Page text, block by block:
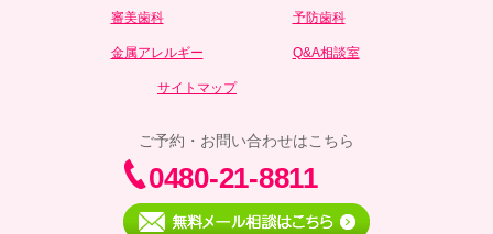
審美歯科 予防歯科
金属アレルギー Q&A相談室
サイトマップ
ご予約・お問い合わせはこちら
0480-21-8811